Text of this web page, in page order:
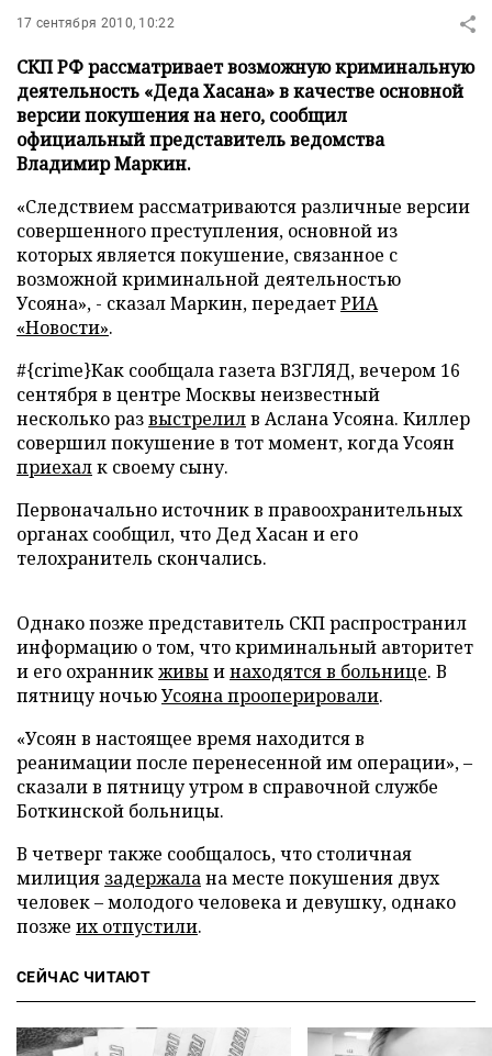
17 сентября 2010, 10:22
СКП РФ рассматривает возможную криминальную
деятельность «Деда Хасана» в качестве основной
версии покушения на него, сообщил
официальный представитель ведомства
Владимир Маркин.
«Следствием рассматриваются различные версии
совершенного преступления, основной из
которых является покушение, связанное с
возможной криминальной деятельностью
Усояна», - сказал Маркин, передаетРИА
«Новости».
#{crime}Как сообщала газета ВЗГЛЯД, вечером 16
сентября в центре Москвы неизвестный
несколько развыстрелилв Аслана Усояна. Киллер
совершил покушение в тот момент, когда Усоян
приехалк своему сыну.
Первоначально источник в правоохранительных
органах сообщил, что Дед Хасан и его
телохранитель скончались.
Однако позже представитель СКП распространил
информацию о том, что криминальный авторитет
и его охранникживыинаходятся в больнице. В
пятницу ночьюУсояна прооперировали.
«Усоян в настоящее время находится в
реанимации после перенесенной им операции», –
сказали в пятницу утром в справочной службе
Боткинской больницы.
В четверг также сообщалось, что столичная
милиция задержалана месте покушения двух
человек – молодого человека и девушку, однако
позже их отпустили.
СЕЙЧАС ЧИТАЮТ